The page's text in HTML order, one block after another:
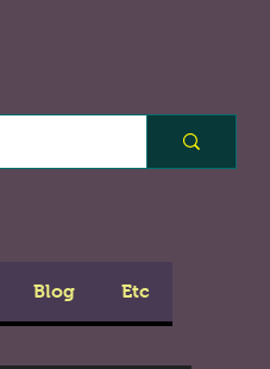
Blog Etc